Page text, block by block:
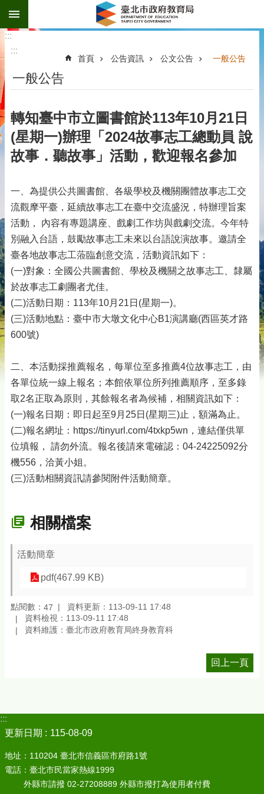
跳到主要內容區塊
:::
:::
首頁 公告資訊 公文公告 一般公告
一般公告
轉知臺中市立圖書館於113年10月21日
(星期一)辦理「2024故事志工總動員 說
故事．聽故事」活動，歡迎報名參加
一、為提供公共圖書館、各級學校及機關團體故事志工交
流觀摩平臺，延續故事志工在臺中交流盛況，特辦理旨案
活動， 內容有專題講座、戲劇工作坊與戲劇交流。今年特
別融入台語，鼓勵故事志工未來以台語說演故事。邀請全
臺各地故事志工蒞臨創意交流，活動資訊如下：
(一)對象：全國公共圖書館、學校及機關之故事志工、隸屬
於故事志工劇團者尤佳。
(二)活動日期：113年10月21日(星期一)。
(三)活動地點：臺中市大墩文化中心B1演講廳(西區英才路
600號)
二、本活動採推薦報名，每單位至多推薦4位故事志工，由
各單位統一線上報名；本館依單位所列推薦順序，至多錄
取2名正取為原則，其餘報名者為候補，相關資訊如下：
(一)報名日期：即日起至9月25日(星期三)止，額滿為止。
(二)報名網址：https://tinyurl.com/4txkp5wn，連結僅供單
位填報， 請勿外流。報名後請來電確認：04-24225092分
機556，洽黃小姐。
(三)活動相關資訊請參閱附件活動簡章。
相關檔案
活動簡章
pdf(467.99 KB)
點閱數： 47
資料更新：113-09-11 17:48
資料檢視：113-09-11 17:48
資料維護：臺北市政府教育局終身教育科
回上一頁
:::
更新日期
115-08-09
地址：110204 臺北市信義區市府路1號
電話：臺北市民當家熱線1999
外縣市請撥 02-27208889 外縣市撥打為使用者付費